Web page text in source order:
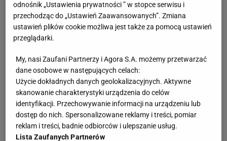
odnośnik „Ustawienia prywatności ” w stopce serwisu i
przechodząc do „Ustawień Zaawansowanych”. Zmiana
ustawień plików cookie możliwa jest także za pomocą ustawień
przeglądarki.
My, nasi Zaufani Partnerzy i Agora S.A. możemy przetwarzać
dane osobowe w następujących celach:
Użycie dokładnych danych geolokalizacyjnych. Aktywne
skanowanie charakterystyki urządzenia do celów
identyfikacji. Przechowywanie informacji na urządzeniu lub
dostęp do nich. Spersonalizowane reklamy i treści, pomiar
reklam i treści, badnie odbiorców i ulepszanie usług.
Lista Zaufanych Partnerów